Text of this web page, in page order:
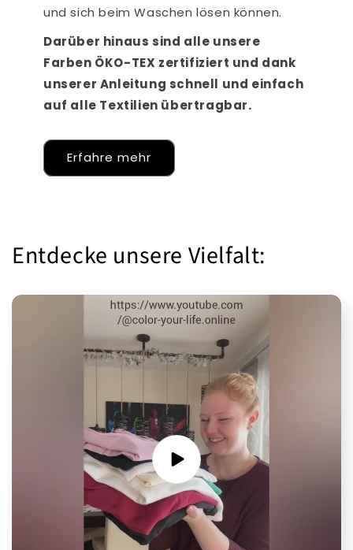
und sich beim Waschen lösen können.
Darüber hinaus sind alle unsere
Farben ÖKO-TEX zertifiziert und dank
unserer Anleitung schnell und einfach
auf alle Textilien übertragbar.
Erfahre mehr
Entdecke unsere Vielfalt: